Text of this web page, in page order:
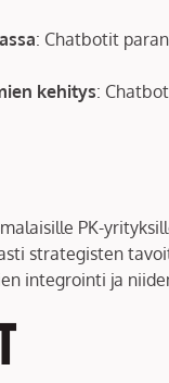
: Chatbotit
kehitys:
PK-
strategisten
integrointi ja